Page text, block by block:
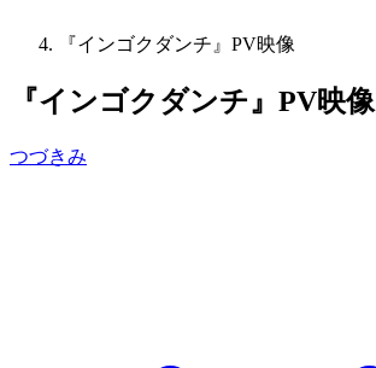
『インゴクダンチ』PV映像
『インゴクダンチ』PV映像
つづきみ